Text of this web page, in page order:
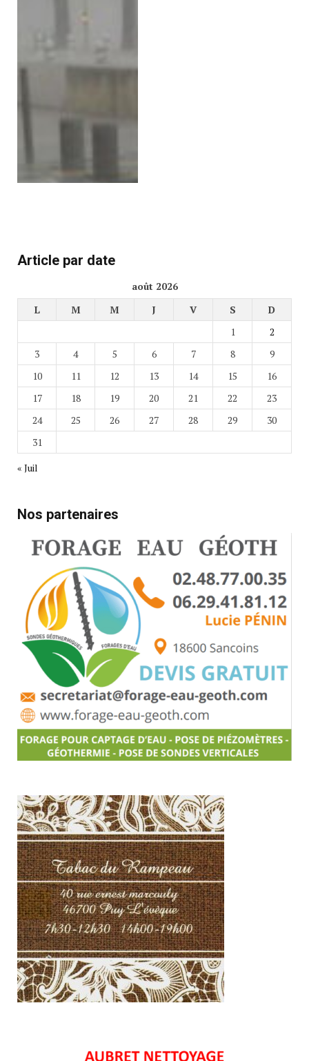
Article par date
août 2026
L
M M J V S
D
1
2
3
4 5 6 7 8
9
10
11 12 13 14 15
16
17
18 19 20 21 22
23
24
25 26 27 28 29
30
31
« Juil
Nos partenaires